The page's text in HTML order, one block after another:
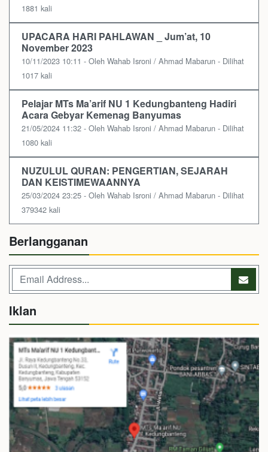
1881 kali
UPACARA HARI PAHLAWAN _ Jum’at, 10
November 2023
10/11/2023 10:11 - Oleh Wahab Isroni / Ahmad Mabarun - Dilihat
1017 kali
Pelajar MTs Ma’arif NU 1 Kedungbanteng Hadiri
Acara Gebyar Kemenag Banyumas
21/05/2024 11:32 - Oleh Wahab Isroni / Ahmad Mabarun - Dilihat
1080 kali
NUZULUL QURAN: PENGERTIAN, SEJARAH
DAN KEISTIMEWAANNYA
25/03/2024 23:25 - Oleh Wahab Isroni / Ahmad Mabarun - Dilihat
379342 kali
Berlangganan
Iklan